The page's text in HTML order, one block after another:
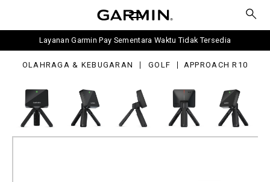
Layanan Garmin Pay Sementara Waktu Tidak Tersedia
OLAHRAGA & KEBUGARAN GOLF APPROACH R10